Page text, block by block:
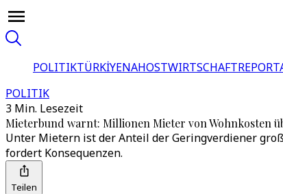
POLITIKTÜRKİYENAHOSTWIRTSCHAFT
POLITIK
3 Min. Lesezeit
Mieterbund warnt: Millionen Mieter von Wohnkosten
Unter Mietern ist der Anteil der Geringverdiener
fordert Konsequenzen.
Teilen